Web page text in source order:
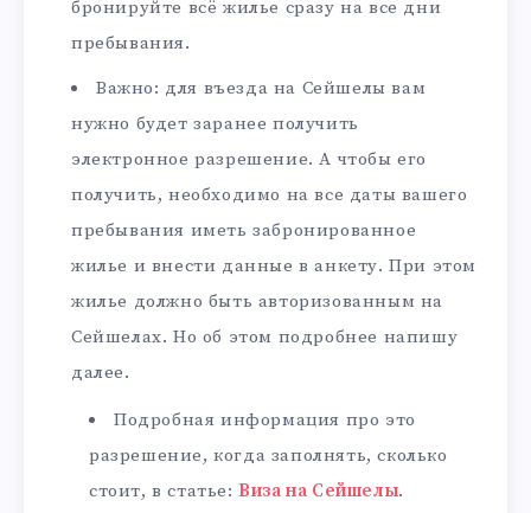
бронируйте всё жилье сразу на все дни
пребывания.
Важно: для въезда на Сейшелы вам
нужно будет заранее получить
электронное разрешение. А чтобы его
получить, необходимо на все даты вашего
пребывания иметь забронированное
жилье и внести данные в анкету. При этом
жилье должно быть авторизованным на
Сейшелах. Но об этом подробнее напишу
далее.
Подробная информация про это
разрешение, когда заполнять, сколько
стоит, в статье:Виза на Сейшелы.